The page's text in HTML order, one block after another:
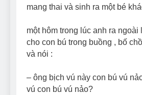
mang thai và sinh ra một bé
một hôm trong lúc anh ra ngoài
cho con bú trong buồng , bố
và nói :
– ông bịch vú này con bú vú
vú con bú vú nảo?